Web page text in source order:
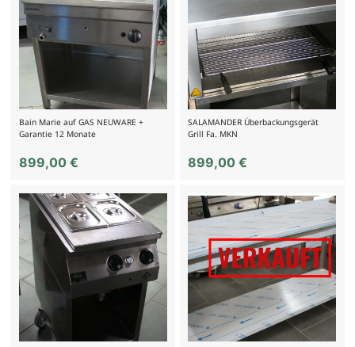
Bain Marie auf GAS NEUWARE +
Garantie 12 Monate
899,00 €
SALAMANDER Überbackungsgerät
Grill Fa. MKN
899,00€